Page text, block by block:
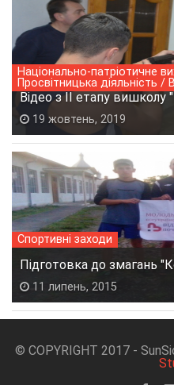
Національно-патріотичне
Просвітницька діяльність /
Відео з ІІ етапу
19 жовтень, 2019
Спортивні заходи
Підготовка до змагань
11 липень, 2015
© COPYRIGHT 2017 -